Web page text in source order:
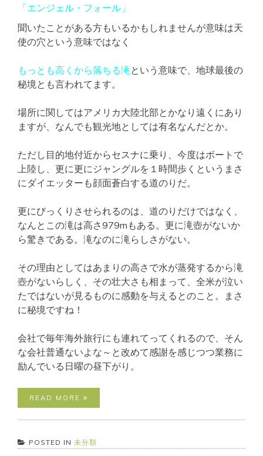
「エンジェル・フォール」
聞いたことがある方もいるかもしれませんが意味は天
使の穴という意味ではなく
もっとも高くから落ちる滝という意味で、地球最後の
秘境とも言われてます。
場所に関してはアメリカ大陸北部とかなり遠くにあり
ますが、なんでも観光地としては有名なんだとか。
ただし目的地付近からセスナに乗り、今度はボートで
上陸し、更に更にジャングルを１時間歩くというまさ
にダイエッターも顔面蒼白する道のりだ。
更にびっくりさせられるのは、道のりだけではなく、
なんとこの滝は高さ979mもある。更に滝壺がないか
ら驚きである。滝なのに滝らしさがない。
その理由としてはあまりの高さで水が蒸発するから滝
壺がないらしく、その壮大さも相まって、全米が泣い
たではないが見るものに感動を与えるとのこと。まさ
に秘境ですね！
会社で毎年海外旅行にも連れてってくれるので、そん
な会社普通ないよな～と改めて感謝を感じつつ業務に
励んでいる日曜の昼下がり。
READ MORE
POSTED IN 未分類